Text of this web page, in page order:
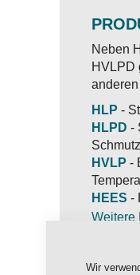
Wir
Neben
HVLPD
HLP -
HLPD -
HVLP -
HEES -
Weitere